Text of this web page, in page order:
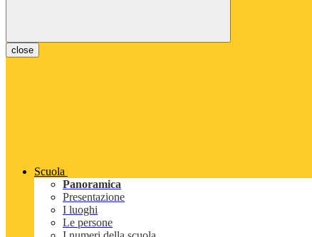
close
Scuola
Panoramica
Presentazione
I luoghi
Le persone